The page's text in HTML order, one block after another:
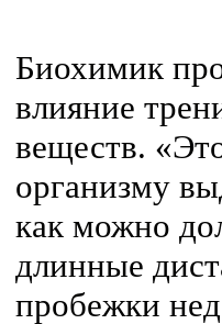
Биохимик
влияние
веществ.
организму
как можно
длинные
пробежки